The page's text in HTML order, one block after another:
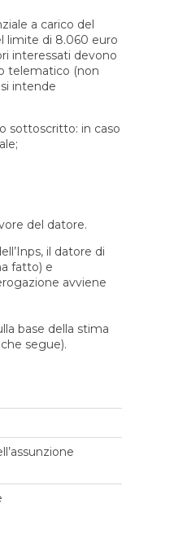
a carico del
limite di 8.060 euro
interessati devono
telematico (non
intende
sottoscritto: in caso
del datore.
il datore di
fatto) e
avviene
base della stima
segue).